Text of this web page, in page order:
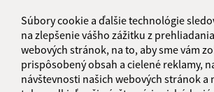
Súbory cookie a ďalšie technológie
na zlepšenie vášho zážitku z
webových stránok, na to, aby sme vám
prispôsobený obsah a cielené reklamy,
návštevnosti našich webových stránok a
RSS
Správca obsahu:
Správca obsahu je Obec